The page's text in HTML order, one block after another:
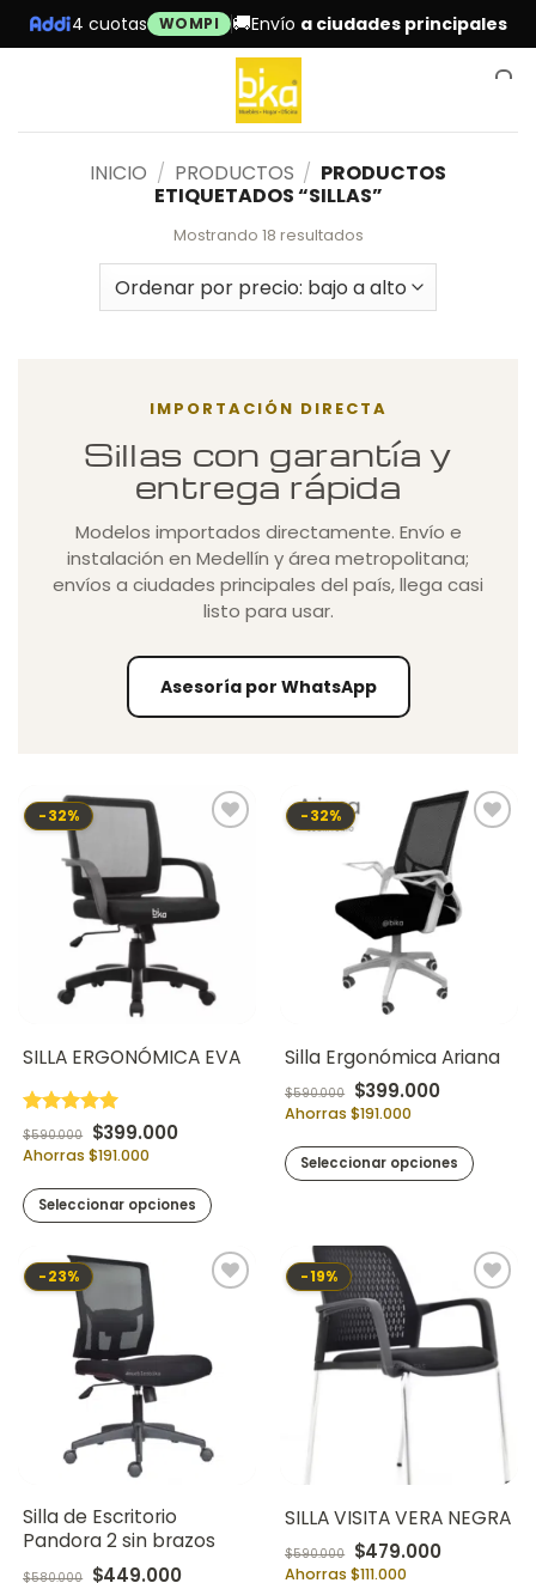
Skip
to
4 cuotas WOMPI 🚚Envío a ciudades principales
INICIO / PRODUCTOS / PRODUCTOS
ETIQUETADOS “SILLAS”
Mostrando 18 resultadosSorted
price:
low
IMPORTACIÓN DIRECTA
Sillas con garantía y
entrega rápida
Modelos importados directamente. Envío e
instalación en Medellín y área metropolitana;
envíos a ciudades principales del país, llega casi
listo para usar.
Asesoría por WhatsApp
-32%
SILLA ERGONÓMICA EVA
Valorado en
5de 5
$590.000 Original price was: $590.000.
$399.000Current price is: $399.000.
Ahorras $191.000
Seleccionar opciones
-32%
Silla Ergonómica Ariana
$590.000 Original price was:
$399.000Current
Ahorras $191.000
Seleccionar opciones
-23%
Silla de Escritorio
Pandora 2 sin brazos
$580.000 Original price was: $580.000.
$449.000Current price is: $449.000.
-19%
SILLA VISITA VERA NEGRA
$590.000 Original price was:
$479.000Current
Ahorras $111.000